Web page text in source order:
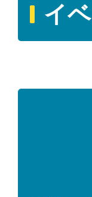
イ